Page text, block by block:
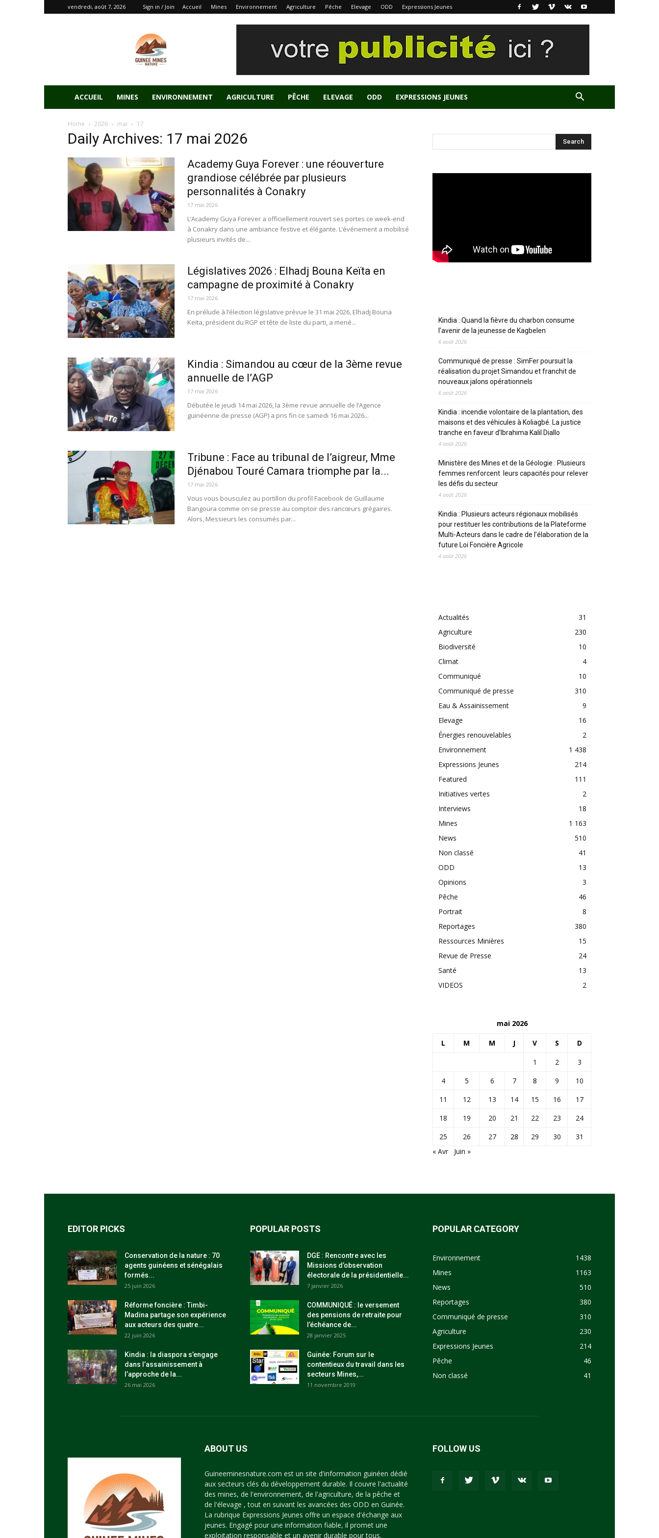
vendredi, août 7, 2026 Sign in / Join Accueil Mines Environnement Agriculture Pêche Elevage ODD Expressions Jeunes
ACCUEIL MINES ENVIRONNEMENT AGRICULTURE PÊCHE ELEVAGE ODD EXPRESSIONS JEUNES
Home 2026 mai 17
Daily Archives: 17 mai 2026
Academy Guya Forever : une réouverture
grandiose célébrée par plusieurs
personnalités à Conakry
17 mai 2026
L’Academy Guya Forever a officiellement rouvert ses portes ce week-end
à Conakry dans une ambiance festive et élégante. L’événement a mobilisé
plusieurs invités de...
Législatives 2026 : Elhadj Bouna Keïta en
campagne de proximité à Conakry
17 mai 2026
En prélude à l’élection législative prévue le 31 mai 2026, Elhadj Bouna
Keïta, président du RGP et tête de liste du parti, a mené...
Kindia : Simandou au cœur de la 3ème revue
annuelle de l’AGP
17 mai 2026
Débutée le jeudi 14 mai 2026, la 3ème revue annuelle de l’Agence
guinéenne de presse (AGP) a pris fin ce samedi 16 mai 2026...
Tribune : Face au tribunal de l’aigreur, Mme
Djénabou Touré Camara triomphe par la...
17 mai 2026
Vous vous bousculez au portillon du profil Facebook de Guillaume
Bangoura comme on se presse au comptoir des rancœurs grégaires.
Alors, Messieurs les consumés par...
Kindia : Quand la fièvre du charbon consume
l’avenir de la jeunesse de Kagbelen
6 août 2026
Communiqué de presse : SimFer poursuit la
réalisation du projet Simandou et franchit de
nouveaux jalons opérationnels
6 août 2026
Kindia : incendie volontaire de la plantation, des
maisons et des véhicules à Koliagbé. La justice
tranche en faveur d’Ibrahima Kalil Diallo
4 août 2026
Ministère des Mines et de la Géologie : Plusieurs
femmes renforcent leurs capacités pour relever
les défis du secteur
4 août 2026
Kindia : Plusieurs acteurs régionaux mobilisés
pour restituer les contributions de la Plateforme
Multi-Acteurs dans le cadre de l’élaboration de la
future Loi Foncière Agricole
4 août 2026
Actualités
31
Agriculture
230
Biodiversité
10
Climat
4
Communiqué
10
Communiqué de presse
310
Eau & Assainissement
9
Elevage
16
Énergies renouvelables
2
Environnement
1 438
Expressions Jeunes
214
Featured
111
Initiatives vertes
2
Interviews
18
Mines
1 163
News
510
Non classé
41
ODD
13
Opinions
3
Pêche
46
Portrait
8
Reportages
380
Ressources Minières
15
Revue de Presse
24
Santé
13
VIDEOS
2
mai 2026
L M M J V S D
1 2
3
4
5 6 7 8 9
10
11
12 13 14 15 16
17
18
19 20 21 22 23
24
25
26 27 28 29 30
31
« Avr
Juin »
EDITOR PICKS
Conservation de la nature : 70
agents guinéens et sénégalais
formés...
25 juin 2026
Réforme foncière : Timbi-
Madina partage son expérience
aux acteurs des quatre...
22 juin 2026
Kindia : la diaspora s’engage
dans l’assainissement à
l’approche de la...
26 mai 2026
POPULAR POSTS
DGE : Rencontre avec les
Missions d’observation
électorale de la présidentielle...
7 janvier 2026
COMMUNIQUÉ : le versement
des pensions de retraite pour
l’échéance de...
28 janvier 2025
Guinée: Forum sur le
contentieux du travail dans les
secteurs Mines,...
11 novembre 2019
POPULAR CATEGORY
Environnement
1438
Mines
1163
News
510
Reportages
380
Communiqué de presse
310
Agriculture
230
Expressions Jeunes
214
Pêche
46
Non classé
41
ABOUT US
Guineeminesnature.com est un site d'information guinéen dédié
aux secteurs clés du développement durable. Il couvre l'actualité
des mines, de l'environnement, de l'agriculture, de la pêche et
de l'élevage , tout en suivant les avancées des ODD en Guinée.
La rubrique Expressions Jeunes offre un espace d'échange aux
jeunes. Engagé pour une information fiable, il promet une
exploitation responsable et un avenir durable pour tous.
FOLLOW US